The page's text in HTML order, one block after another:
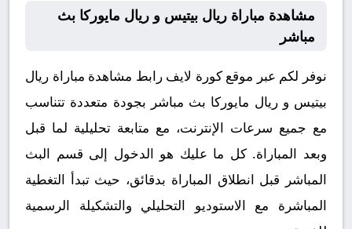
مشاهدة مباراة ريال بيتيس و ريال مايوركا بث
مباشر
نوفر لكم عبر موقع كورة لايف رابط مشاهدة مباراة ريال
بيتيس و ريال مايوركا بث مباشر بجودة متعددة تتناسب
مع جميع سرعات الإنترنت، مع متابعة تحليلية لما قبل
وبعد المباراة. كل ما عليك هو الدخول إلى قسم البث
المباشر قبل انطلاق المباراة بدقائق، حيث تبدأ التغطية
المباشرة مع الاستوديو التحليلي والتشكيلة الرسمية